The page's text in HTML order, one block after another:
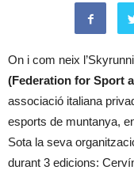
On i com neix
(Federation for Sport
associació italiana
esports de muntanya,
Sota la seva
durant 3 edicions: